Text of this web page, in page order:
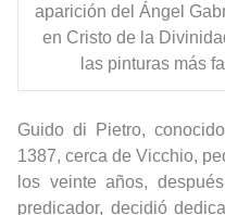
aparición del Ángel
en Cristo de la
las pinturas más
Guido di Pietro,
1387, cerca de Vicchio,
los veinte años,
predicador, decidió